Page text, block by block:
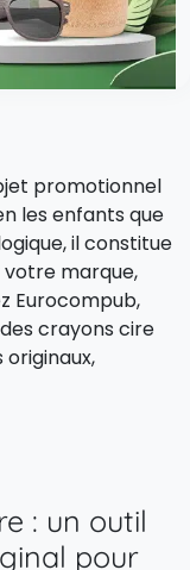
promotionnel
les enfants que
il constitue
marque,
Eurocompub,
crayons cire
: un outil
pour